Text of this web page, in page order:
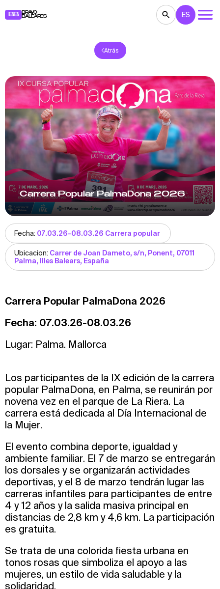
BB
BRAVO
BALEARES
TEATRO
RESTAURANTES MERCADILLOS FIESTAS
PARA NIÑOS BB NOTE
ES
Atrás
Carrera Popular PalmaDona 2026
Fecha: 07.03.26-08.03.26 Carrera popular
Ubicacion: Carrer de Joan Dameto, s/n, Ponent, 07011
Palma, Illes Balears, España
Carrera Popular PalmaDona 2026
Fecha: 07.03.26-08.03.26
Lugar: Palma. Mallorca
Los participantes de la IX edición de la carrera
popular PalmaDona, en Palma, se reunirán por
novena vez en el parque de La Riera. La
carrera está dedicada al Día Internacional de
la Mujer.
El evento combina deporte, igualdad y
ambiente familiar. El 7 de marzo se entregarán
los dorsales y se organizarán actividades
deportivas, y el 8 de marzo tendrán lugar las
carreras infantiles para participantes de entre
4 y 12 años y la salida masiva principal en
distancias de 2,8 km y 4,6 km. La participación
es gratuita.
Se trata de una colorida fiesta urbana en
tonos rosas que simboliza el apoyo a las
mujeres, un estilo de vida saludable y la
solidaridad.